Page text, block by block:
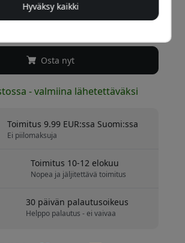
Suositeltava hinta
64.99 EUR
Osta nyt
- valmiina lähetettäväksi
Toimitus 9.99 EUR:ssa Suomi:ssa
Ei piilomaksuja
Toimitus 10-12 elokuu
Nopea ja jäljitettävä toimitus
30 päivän palautusoikeus
Helppo palautus - ei vaivaa
Hyväksy kaikki